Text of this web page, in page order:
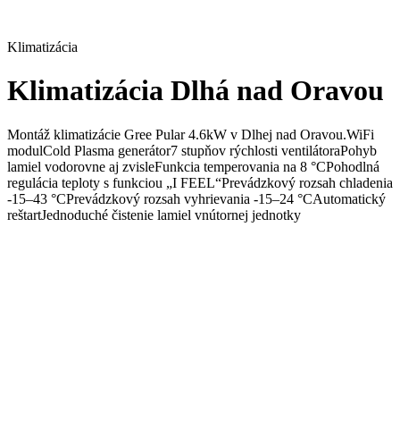
Klimatizácia
Klimatizácia Dlhá nad Oravou
Montáž klimatizácie Gree Pular 4.6kW v Dlhej nad Oravou.WiFi
modulCold Plasma generátor7 stupňov rýchlosti ventilátoraPohyb
lamiel vodorovne aj zvisleFunkcia temperovania na 8 °CPohodlná
regulácia teploty s funkciou „I FEEL“Prevádzkový rozsah chladenia
-15–43 °CPrevádzkový rozsah vyhrievania -15–24 °CAutomatický
reštartJednoduché čistenie lamiel vnútornej jednotky